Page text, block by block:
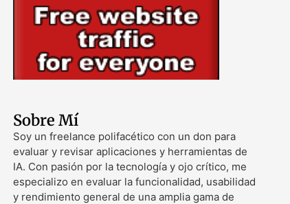
Sobre Mí
Soy un freelance polifacético con un don para
evaluar y revisar aplicaciones y herramientas de
IA. Con pasión por la tecnología y ojo crítico, me
especializo en evaluar la funcionalidad, usabilidad
y rendimiento general de una amplia gama de